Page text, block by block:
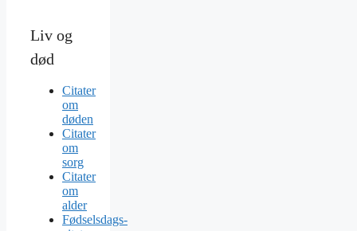
Liv og
død
Citater
om
døden
Citater
om
sorg
Citater
om
alder
Fødselsdags-